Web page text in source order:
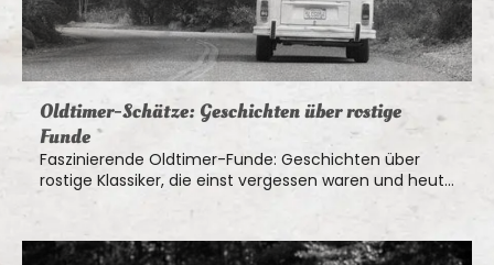
Oldtimer-Schätze: Geschichten über rostige
Funde
Faszinierende Oldtimer-Funde: Geschichten über
rostige Klassiker, die einst vergessen waren und heute
als echte Schätze gelten